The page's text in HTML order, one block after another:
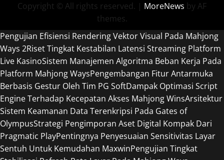
Copyright © All rights reserved. | MoreNews by AF
themes.
Pengujian Efisiensi Rendering Vektor Visual Pada Mahjong
Ways 2Riset Tingkat Kestabilan Latensi Streaming Platform
Live KasinoSistem Manajemen Algoritma Beban Kerja Pada
Platform Mahjong WaysPengembangan Fitur Antarmuka
Berbasis Gestur Oleh Tim PG SoftDampak Optimasi Script
Engine Terhadap Kecepatan Akses Mahjong WinsArsitektur
Sistem Keamanan Data Terenkripsi Pada Gates of
OlympusStrategi Pengimporan Aset Digital Kompak Dari
Pragmatic PlayPentingnya Penyesuaian Sensitivitas Layar
Sentuh Untuk Kemudahan MaxwinPengujian Tingkat